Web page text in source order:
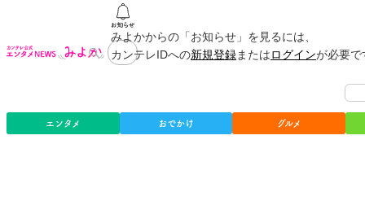
みよかからの「お知らせ」を見るには、
カンテレIDへの新規登録またはログインが必要
エンタメ おでかけ グルメ